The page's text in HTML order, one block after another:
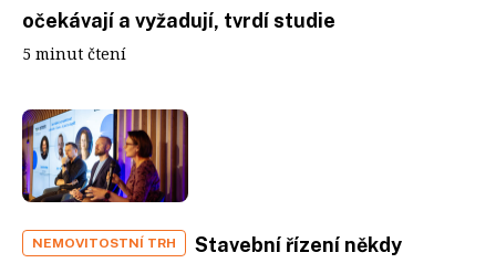
očekávají a vyžadují, tvrdí studie
5 minut čtení
NEMOVITOSTNÍ TRH
Stavební řízení někdy